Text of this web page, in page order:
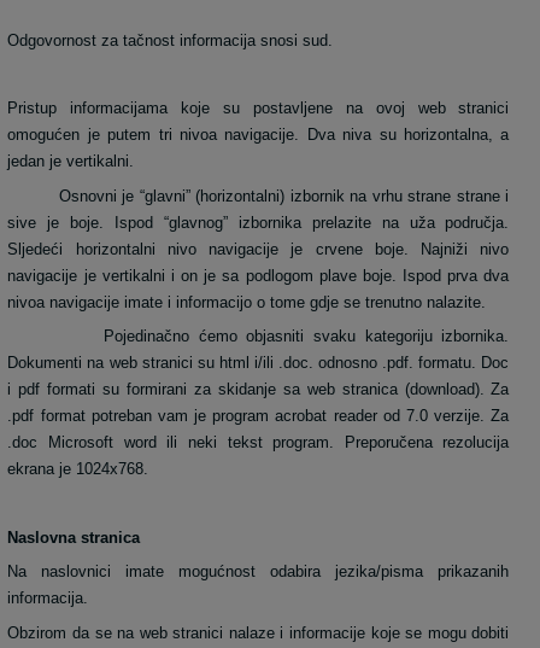
Odgovornost za tačnost informacija snosi sud.
Pristup informacijama koje su postavljene na ovoj web stranici
omogućen je putem tri nivoa navigacije. Dva niva su horizontalna, a
jedan je vertikalni.
Osnovni je “glavni” (horizontalni) izbornik na vrhu strane strane i
sive je boje. Ispod “glavnog” izbornika prelazite na uža područja.
Sljedeći horizontalni nivo navigacije je crvene boje. Najniži nivo
navigacije je vertikalni i on je sa podlogom plave boje. Ispod prva dva
nivoa navigacije imate i informacijo o tome gdje se trenutno nalazite.
Pojedinačno ćemo objasniti svaku kategoriju izbornika.
Dokumenti na web stranici su html i/ili .doc. odnosno .pdf. formatu. Doc
i pdf formati su formirani za skidanje sa web stranica (download). Za
.pdf format potreban vam je program acrobat reader od 7.0 verzije. Za
.doc Microsoft word ili neki tekst program. Preporučena rezolucija
ekrana je 1024x768.
Naslovna stranica
Na naslovnici imate mogućnost odabira jezika/pisma prikazanih
informacija.
Obzirom da se na web stranici nalaze i informacije koje se mogu dobiti